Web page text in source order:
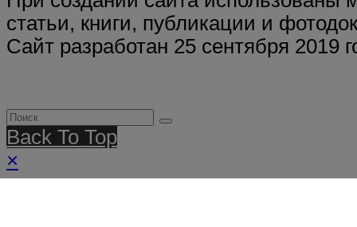
статьи, книги, публикации и
Сайт разработан 25 сентября 2019
Back To Top
×